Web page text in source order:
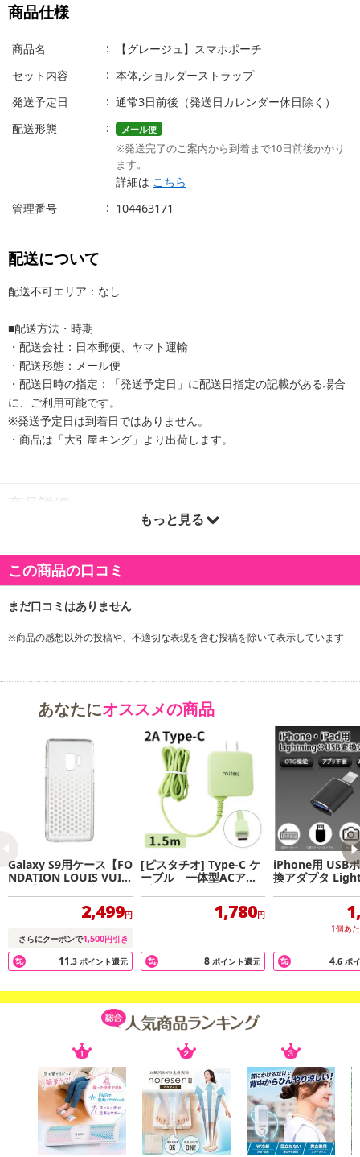
商品仕様
商品名
【グレージュ】スマホポーチ
セット内容
本体,ショルダーストラップ
発送予定日
通常3日前後（発送日カレンダー休日除く）
配送形態
メール便
※発送完了のご案内から到着まで10日前後かかり
ます。
詳細は こちら
管理番号
104463171
配送について
配送不可エリア：なし
■配送方法・時期
・配送会社：日本郵便、ヤマト運輸
・配送形態：メール便
・配送日時の指定：「発送予定日」に配送日指定の記載がある場合
に、ご利用可能です。
※発送予定日は到着日ではありません。
・商品は「大引屋キング」より出荷します。
商品詳細
もっと見る
この商品の口コミ
※商品の感想以外の投稿や、不適切な表現を含む投稿を除いて表示しています
あなたにオススメの商品
Galaxy S9用ケース【FO
NDATION LOUIS VUIT
TON】美術館限定ケー
2,499円
さらにクーポンで1,500円引き
11.3 ポイント還元
[ピスタチオ] Type-C ケ
ーブル 一体型ACアダ
プター 最大2A出力 (※1
1,780円
8 ポイント還元
iPhone用 USB
換アダプタ
1個あ
4.6 ポ